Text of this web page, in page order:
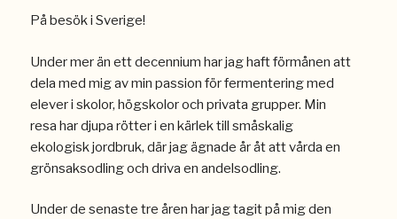
På besök i Sverige!
Under mer än ett decennium har jag haft förmånen att
dela med mig av min passion för fermentering med
elever i skolor, högskolor och privata grupper. Min
resa har djupa rötter i en kärlek till småskalig
ekologisk jordbruk, där jag ägnade år åt att vårda en
grönsaksodling och driva en andelsodling.
Under de senaste tre åren har jag tagit på mig den